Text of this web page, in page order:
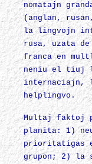
nomatajn
(anglan,
la lingvojn
rusa, uzata
franca en
neniu el tiuj
internaciajn,
helplingvo.
Multaj faktoj
planita: 1)
prioritatigas
grupon; 2) la